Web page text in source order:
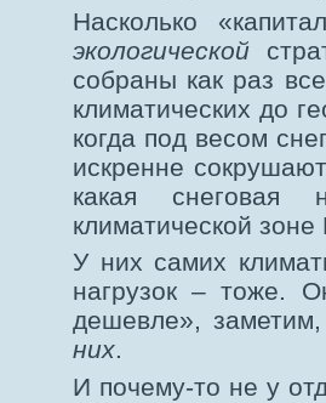
Насколько
экологической
собраны как раз
климатических до
когда под весом
искренне
какая снеговая
климатической зоне
У них самих
нагрузок – тоже.
дешевле»,
них.
И почему-то не у